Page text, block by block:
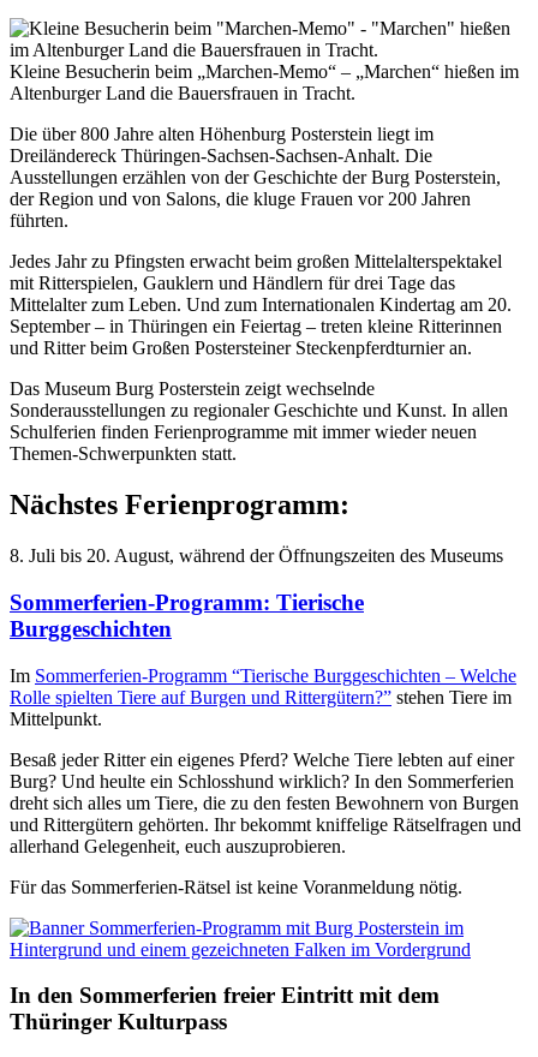
Kleine Besucherin beim „Marchen-Memo“ – „Marchen“ hießen im
Altenburger Land die Bauersfrauen in Tracht.
Die über 800 Jahre alten Höhenburg Posterstein liegt im
Dreiländereck Thüringen-Sachsen-Sachsen-Anhalt. Die
Ausstellungen erzählen von der Geschichte der Burg Posterstein,
der Region und von Salons, die kluge Frauen vor 200 Jahren
führten.
Jedes Jahr zu Pfingsten erwacht beim großen Mittelalterspektakel
mit Ritterspielen, Gauklern und Händlern für drei Tage das
Mittelalter zum Leben. Und zum Internationalen Kindertag am 20.
September – in Thüringen ein Feiertag – treten kleine Ritterinnen
und Ritter beim Großen Postersteiner Steckenpferdturnier an.
Das Museum Burg Posterstein zeigt wechselnde
Sonderausstellungen zu regionaler Geschichte und Kunst. In allen
Schulferien finden Ferienprogramme mit immer wieder neuen
Themen-Schwerpunkten statt.
Nächstes Ferienprogramm:
8. Juli bis 20. August, während der Öffnungszeiten des Museums
Sommerferien-Programm: Tierische
Burggeschichten
Im Sommerferien-Programm “Tierische Burggeschichten – Welche
Rolle spielten Tiere auf Burgen und Rittergütern?” stehen Tiere im
Mittelpunkt.
Besaß jeder Ritter ein eigenes Pferd? Welche Tiere lebten auf einer
Burg? Und heulte ein Schlosshund wirklich? In den Sommerferien
dreht sich alles um Tiere, die zu den festen Bewohnern von Burgen
und Rittergütern gehörten. Ihr bekommt kniffelige Rätselfragen und
allerhand Gelegenheit, euch auszuprobieren.
Für das Sommerferien-Rätsel ist keine Voranmeldung nötig.
In den Sommerferien freier Eintritt mit dem
Thüringer Kulturpass